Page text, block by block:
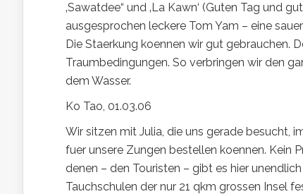
‚Sawatdee“ und ‚La Kawn‘ (Guten Tag und
ausgesprochen leckere Tom Yam – eine
Die Staerkung koennen wir gut gebrauchen.
Traumbedingungen. So verbringen wir den
dem Wasser.
Ko Tao, 01.03.06
Wir sitzen mit Julia, die uns gerade besucht,
fuer unsere Zungen bestellen koennen. Kein
denen – den Touristen – gibt es hier
Tauchschulen der nur 21 qkm grossen Insel